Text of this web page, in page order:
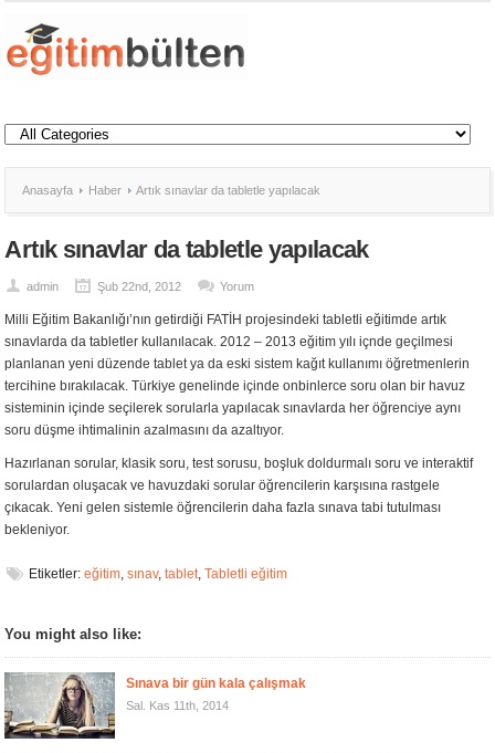
Anasayfa Haber Artık sınavlar da tabletle yapılacak
Artık sınavlar da tabletle yapılacak
admin Şub 22nd, 2012 Yorum
Milli Eğitim Bakanlığı’nın getirdiği FATİH projesindeki tabletli eğitimde artık
sınavlarda da tabletler kullanılacak. 2012 – 2013 eğitim yılı içnde geçilmesi
planlanan yeni düzende tablet ya da eski sistem kağıt kullanımı öğretmenlerin
tercihine bırakılacak. Türkiye genelinde içinde onbinlerce soru olan bir havuz
sisteminin içinde seçilerek sorularla yapılacak sınavlarda her öğrenciye aynı
soru düşme ihtimalinin azalmasını da azaltıyor.
Hazırlanan sorular, klasik soru, test sorusu, boşluk doldurmalı soru ve interaktif
sorulardan oluşacak ve havuzdaki sorular öğrencilerin karşısına rastgele
çıkacak. Yeni gelen sistemle öğrencilerin daha fazla sınava tabi tutulması
bekleniyor.
Etiketler: eğitim,sınav,tablet,Tabletli eğitim
You might also like:
Sınava bir gün kala çalışmak
Sal. Kas 11th, 2014